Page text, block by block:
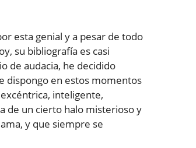
esta genial y a pesar de todo
su bibliografía es casi
de audacia, he decidido
dispongo en estos momentos
inteligente,
de un cierto halo misterioso y
y que siempre se